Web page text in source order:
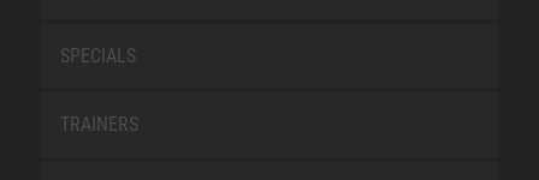
SPECIALS
TRAINERS